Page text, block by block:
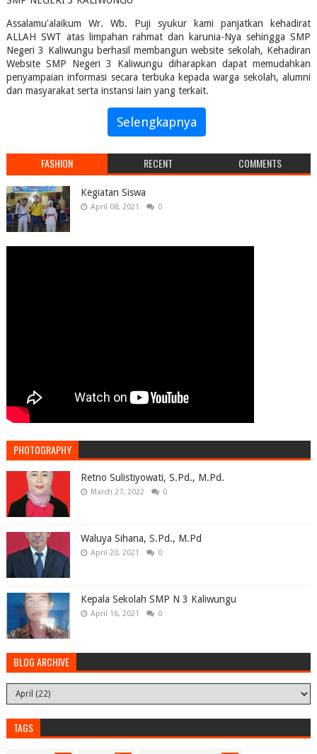
Assalamu'alaikum Wr. Wb. Puji syukur kami panjatkan kehadirat
ALLAH SWT atas limpahan rahmat dan karunia-Nya sehingga SMP
Negeri 3 Kaliwungu berhasil membangun website sekolah, Kehadiran
Website SMP Negeri 3 Kaliwungu diharapkan dapat memudahkan
penyampaian informasi secara terbuka kepada warga sekolah, alumni
dan masyarakat serta instansi lain yang terkait.
Selengkapnya
FASHION RECENT COMMENTS
Kegiatan Siswa
April 08, 2021 0
PHOTOGRAPHY
Retno Sulistiyowati, S.Pd., M.Pd.
March 27, 2022 0
Waluya Sihana, S.Pd., M.Pd
April 20, 2021 0
Kepala Sekolah SMP N 3 Kaliwungu
April 16, 2021 0
BLOG ARCHIVE
TAGS